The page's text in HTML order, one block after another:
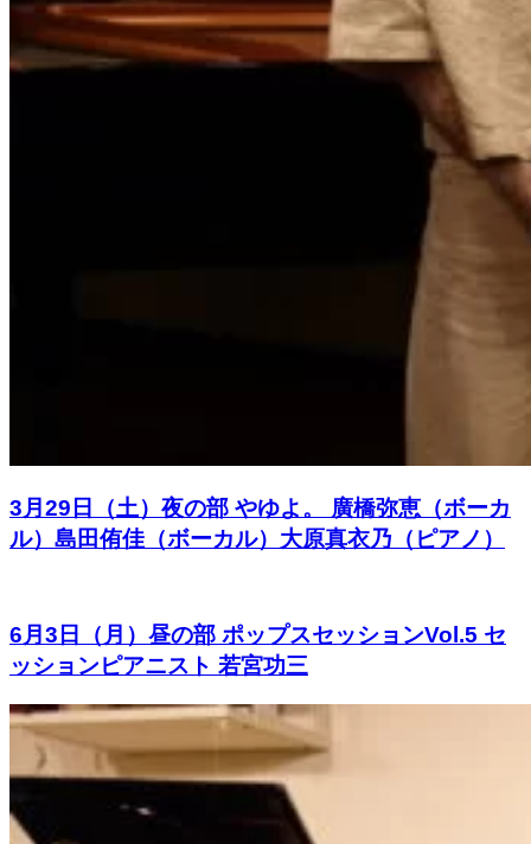
3月29日（土）夜の部 やゆよ。 廣橋弥恵（ボーカ
ル）島田侑佳（ボーカル）大原真衣乃（ピアノ）
6月3日（月）昼の部 ポップスセッションVol.5 セ
ッションピアニスト 若宮功三